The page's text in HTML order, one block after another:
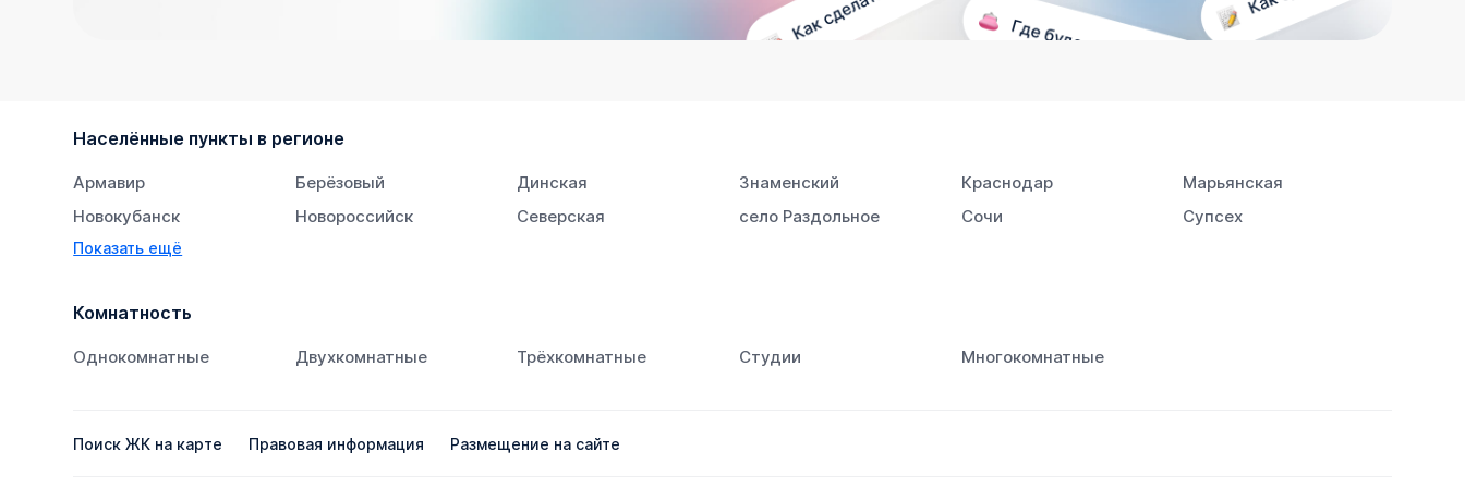
Населённые пункты в регионе
Армавир Берёзовый Динская Знаменский Краснодар
Марьянская
Новокубанск
Новороссийск Северская село Раздольное Сочи
Супсех
Тихорецк
Показать ещё
Комнатность
Однокомнатные Двухкомнатные Трёхкомнатные Студии Многокомнатные
Поиск ЖК на карте Правовая информация Размещение на сайте